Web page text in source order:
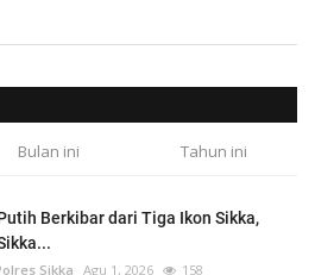
Bulan ini Tahun ini
Berkibar dari Tiga Ikon Sikka,
Sikka Agu 1, 2026 158